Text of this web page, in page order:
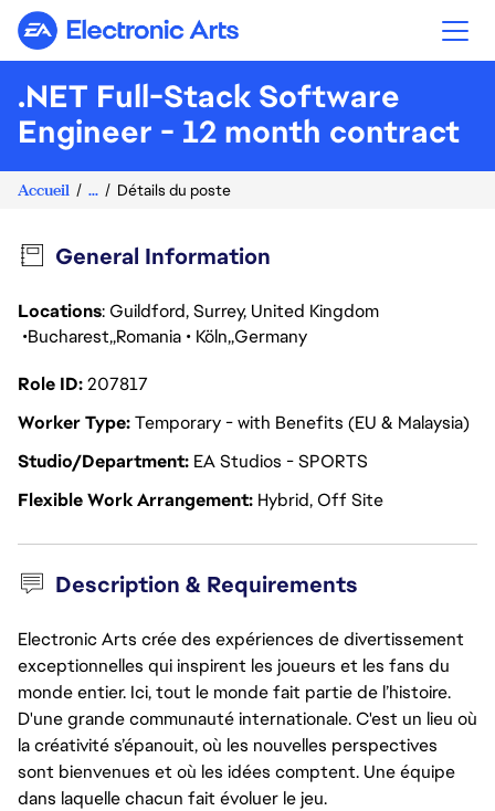
Electronic Arts
.NET Full-Stack Software
Engineer - 12 month contract
Accueil ... Détails du poste
General Information
Locations: Guildford, Surrey, United Kingdom
Bucharest Romania Köln Germany
Role ID207817
Worker TypeTemporary - with Benefits (EU & Malaysia)
Studio/Department EA Studios - SPORTS
Flexible Work Arrangement Hybrid, Off Site
Description & Requirements
Electronic Arts crée des expériences de divertissement
exceptionnelles qui inspirent les joueurs et les fans du
monde entier. Ici, tout le monde fait partie de l’histoire.
D'une grande communauté internationale. C'est un lieu où
la créativité s’épanouit, où les nouvelles perspectives
sont bienvenues et où les idées comptent. Une équipe
dans laquelle chacun fait évoluer le jeu.